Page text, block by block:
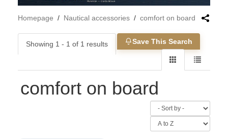
Homepage / Nautical accessories / comfort on board
Showing 1 - 1 of 1 results Save This Search
comfort on board